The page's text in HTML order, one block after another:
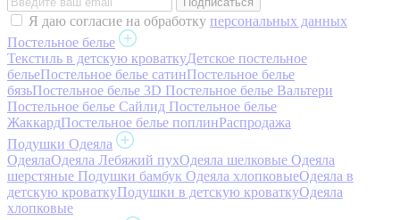
Я даю согласие на обработку персональных данных
Постельное белье
Текстиль в детскую кроваткуДетское постельное
бельеПостельное белье сатинПостельное белье
бязьПостельное белье 3D Постельное белье Вальтери
Постельное белье Сайлид Постельное белье
ЖаккардПостельное белье поплинРаспродажа
Подушки Одеяла
ОдеялаОдеяла Лебяжий пухОдеяла шелковые Одеяла
шерстяные Подушки бамбук Одеяла хлопковыеОдеяла в
детскую кроваткуПодушки в детскую кроваткуОдеяла
хлопковые